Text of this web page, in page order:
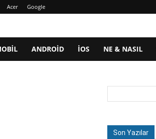
Acer Google
ANDROID IOS NE & NASIL
Son Yazılar